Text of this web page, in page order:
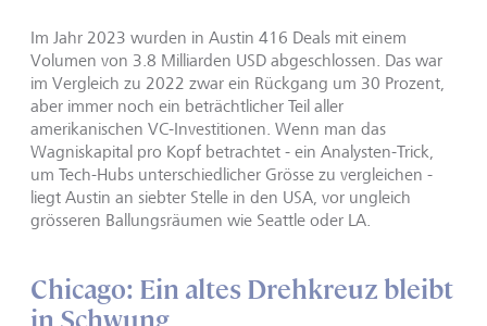
Im Jahr 2023 wurden in Austin 416 Deals mit einem
Volumen von 3.8 Milliarden USD abgeschlossen. Das war
im Vergleich zu 2022 zwar ein Rückgang um 30 Prozent,
aber immer noch ein beträchtlicher Teil aller
amerikanischen VC-Investitionen. Wenn man das
Wagniskapital pro Kopf betrachtet - ein Analysten-Trick,
um Tech-Hubs unterschiedlicher Grösse zu vergleichen -
liegt Austin an siebter Stelle in den USA, vor ungleich
grösseren Ballungsräumen wie Seattle oder LA.
Chicago: Ein altes Drehkreuz bleibt